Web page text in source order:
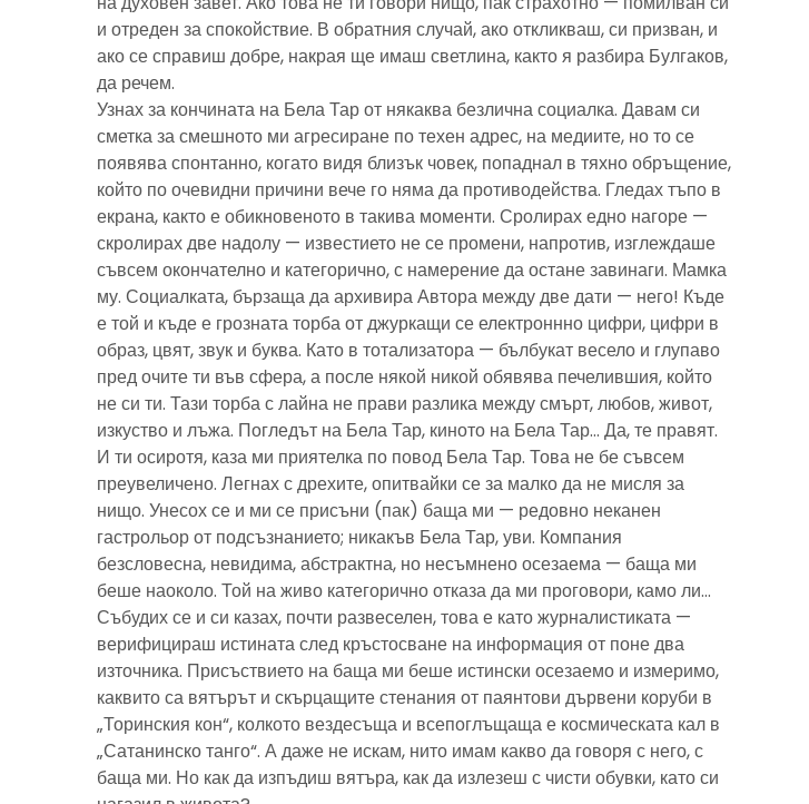
и отреден за спокойствие. В обратния случай, ако откликваш, си призван, и
ако се справиш добре, накрая ще имаш светлина, както я разбира Булгаков,
да речем.
Узнах за кончината на Бела Тар от някаква безлична социалка. Давам си
сметка за смешното ми агресиране по техен адрес, на медиите, но то се
появява спонтанно, когато видя близък човек, попаднал в тяхно обръщение,
който по очевидни причини вече го няма да противодейства. Гледах тъпо в
екрана, както е обикновеното в такива моменти. Сролирах едно нагоре —
скролирах две надолу — известието не се промени, напротив, изглеждаше
съвсем окончателно и категорично, с намерение да остане завинаги. Мамка
му. Социалката, бързаща да архивира Автора между две дати — него! Къде
е той и къде е грозната торба от джуркащи се електроннно цифри, цифри в
образ, цвят, звук и буква. Като в тотализатора — бълбукат весело и глупаво
пред очите ти във сфера, а после някой никой обявява печелившия, който
не си ти. Тази торба с лайна не прави разлика между смърт, любов, живот,
изкуство и лъжа. Погледът на Бела Тар, киното на Бела Тар… Да, те правят.
И ти осиротя, каза ми приятелка по повод Бела Тар. Това не бе съвсем
преувеличено. Легнах с дрехите, опитвайки се за малко да не мисля за
нищо. Унесох се и ми се присъни (пак) баща ми — редовно неканен
гастрольор от подсъзнанието; никакъв Бела Тар, уви. Компания
безсловесна, невидима, абстрактна, но несъмнено осезаема — баща ми
беше наоколо. Той на живо категорично отказа да ми проговори, камо ли…
Събудих се и си казах, почти развеселен, това е като журналистиката —
верифицираш истината след кръстосване на информация от поне два
източника. Присъствието на баща ми беше истински осезаемо и измеримо,
каквито са вятърът и скърцащите стенания от паянтови дървени коруби в
„Торинския кон“, колкото вездесъща и всепоглъщаща е космическата кал в
„Сатанинско танго“. А даже не искам, нито имам какво да говоря с него, с
баща ми. Но как да изпъдиш вятъра, как да излезеш с чисти обувки, като си